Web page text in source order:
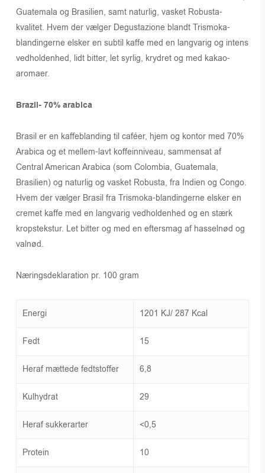
Guatemala og Brasilien, samt naturlig, vasket Robusta-
kvalitet. Hvem der vælger Degustazione blandt Trismoka-
blandingerne elsker en subtil kaffe med en langvarig og intens
vedholdenhed, lidt bitter, let syrlig, krydret og med kakao-
aromaer.
Brazil- 70% arabica
Brasil er en kaffeblanding til caféer, hjem og kontor med 70%
Arabica og et mellem-lavt koffeinniveau, sammensat af
Central American Arabica (som Colombia, Guatemala,
Brasilien) og naturlig og vasket Robusta, fra Indien og Congo.
Hvem der vælger Brasil fra Trismoka-blandingerne elsker en
cremet kaffe med en langvarig vedholdenhed og en stærk
kropstekstur. Let bitter og med en eftersmag af hasselnød og
valnød.
Næringsdeklaration pr. 100 gram
Energi 1201 KJ/ 287 Kcal
Fedt 15
Heraf mættede fedtstoffer 6,8
Kulhydrat 29
Heraf sukkerarter <0,5
Protein 10